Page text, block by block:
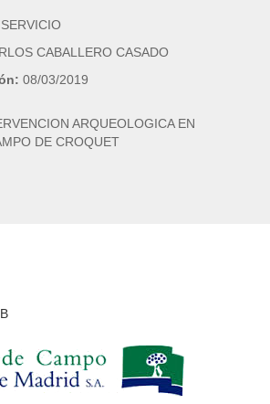
SERVICIO
CABALLERO CASADO
08/03/2019
ARQUEOLOGICA EN
DE CROQUET